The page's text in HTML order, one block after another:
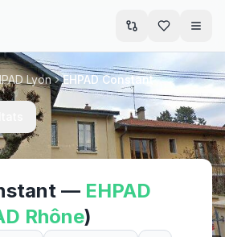
Lyon EHPAD Constant
— EHPAD
Rhône)